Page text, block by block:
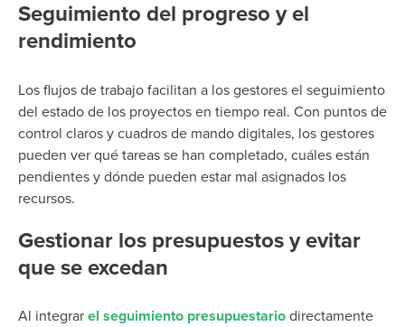
Seguimiento del progreso y el
rendimiento
Los flujos de trabajo facilitan a los gestores el seguimiento
del estado de los proyectos en tiempo real. Con puntos de
control claros y cuadros de mando digitales, los gestores
pueden ver qué tareas se han completado, cuáles están
pendientes y dónde pueden estar mal asignados los
recursos.
Gestionar los presupuestos y evitar
que se excedan
Al integrar el seguimiento presupuestario directamente